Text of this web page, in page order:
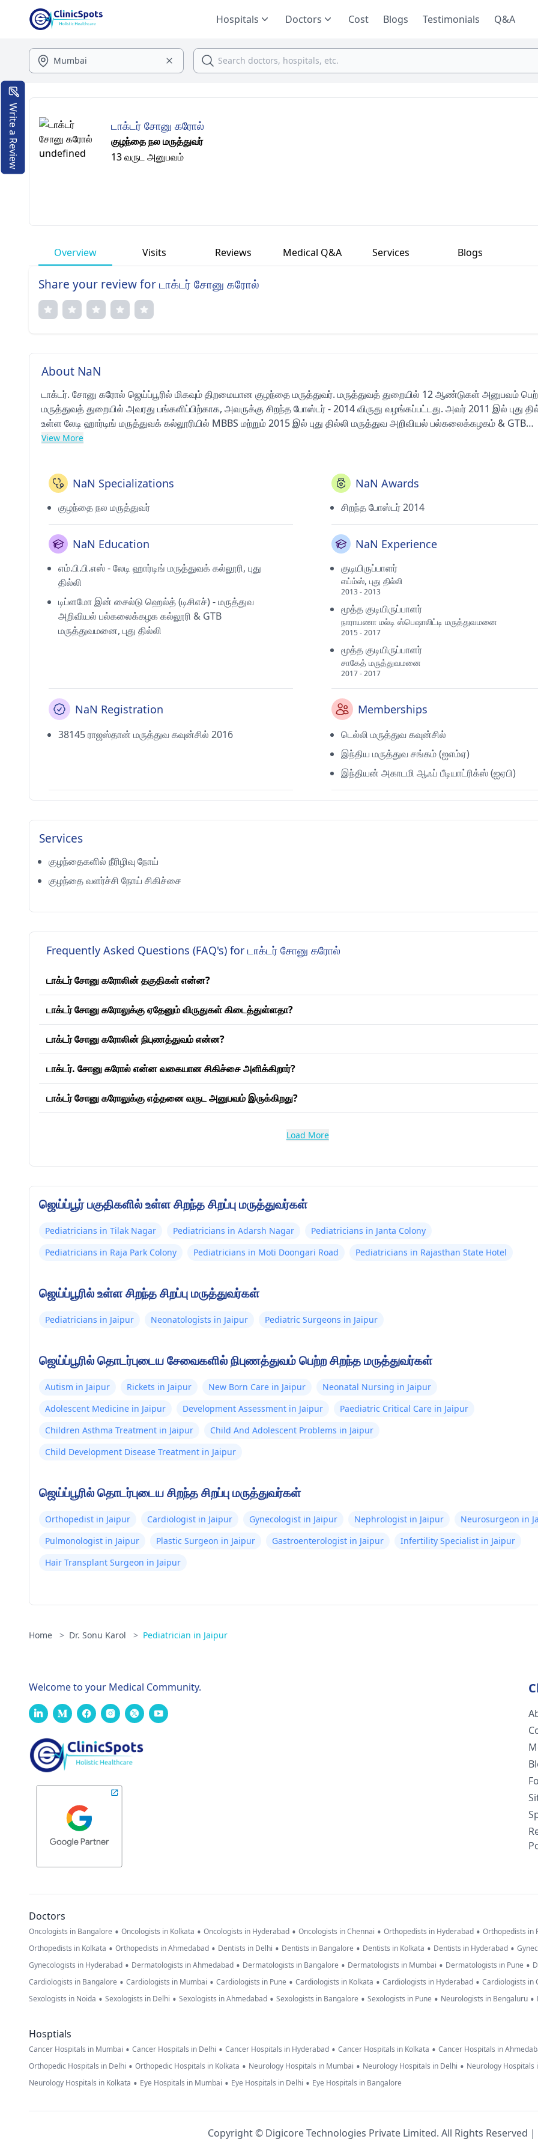
Hospitals Doctors Cost Blogs Testimonials Q&A
டாக்டர் சோனு கரோல்
குழந்தை நல மருத்துவர்
13 வருட அனுபவம்
Overview Visits Reviews Medical Q&A Services Blogs
Share your review for டாக்டர் சோனு கரோல்
About NaN
டாக்டர். சோனு கரோல் ஜெய்ப்பூரில் மிகவும் திறமையான குழந்தை மருத்துவர். மருத்துவத் துறையில் 12 ஆண்டுகள் அனுபவம்
மருத்துவத் துறையில் அவரது பங்களிப்பிற்காக, அவருக்கு சிறந்த போஸ்டர் - 2014 விருது வழங்கப்பட்டது. அவர் 2011 இல் புது
உள்ள லேடி ஹார்டிங் மருத்துவக் கல்லூரியில் MBBS மற்றும் 2015 இல் புது தில்லி மருத்துவ அறிவியல் பல்கலைக்கழகம் & GTB
மருத்துவமனையில் குழந்தை ஆரோக்கியத்தில் டிப்ளோமா (DCH) முடித்துள்ளார். அவர் டெல்லி மருத்துவ கவுன்சில், இந்திய
View More
NaN Specializations
குழந்தை நல மருத்துவர்
NaN Awards
சிறந்த போஸ்டர் 2014
NaN Education
எம்.பி.பி.எஸ் - லேடி ஹார்டிங் மருத்துவக் கல்லூரி, புது
தில்லி
டிப்ளமோ இன் சைல்டு ஹெல்த் (டிசிஎச்) - மருத்துவ
அறிவியல் பல்கலைக்கழக கல்லூரி & GTB
மருத்துவமனை, புது தில்லி
NaN Experience
குடியிருப்பாளர்
எய்ம்ஸ், புது தில்லி
2013 - 2013
மூத்த குடியிருப்பாளர்
நாராயணா மல்டி ஸ்பெஷாலிட்டி மருத்துவமனை
2015 - 2017
மூத்த குடியிருப்பாளர்
சாகேத் மருத்துவமனை
2017 - 2017
NaN Registration
38145 ராஜஸ்தான் மருத்துவ கவுன்சில் 2016
Memberships
டெல்லி மருத்துவ கவுன்சில்
இந்திய மருத்துவ சங்கம் (ஐஎம்ஏ)
இந்தியன் அகாடமி ஆஃப் பீடியாட்ரிக்ஸ் (ஐஏபி)
Services
குழந்தைகளில் நீரிழிவு நோய்
குழந்தை வளர்ச்சி நோய் சிகிச்சை
Frequently Asked Questions (FAQ's) for டாக்டர் சோனு கரோல்
டாக்டர் சோனு கரோலின் தகுதிகள் என்ன?
டாக்டர் சோனு கரோலுக்கு ஏதேனும் விருதுகள் கிடைத்துள்ளதா?
டாக்டர் சோனு கரோலின் நிபுணத்துவம் என்ன?
டாக்டர். சோனு கரோல் என்ன வகையான சிகிச்சை அளிக்கிறார்?
டாக்டர் சோனு கரோலுக்கு எத்தனை வருட அனுபவம் இருக்கிறது?
Load More
ஜெய்ப்பூர் பகுதிகளில் உள்ள சிறந்த சிறப்பு மருத்துவர்கள்
Pediatricians in Tilak Nagar Pediatricians in Adarsh Nagar
Pediatricians in Janta Colony
Pediatricians in Raja Park Colony
Pediatricians in Moti Doongari Road Pediatricians in Rajasthan State Hotel
ஜெய்ப்பூரில் உள்ள சிறந்த சிறப்பு மருத்துவர்கள்
Pediatricians in Jaipur Neonatologists in Jaipur Pediatric Surgeons in Jaipur
ஜெய்ப்பூரில் தொடர்புடைய சேவைகளில் நிபுணத்துவம் பெற்ற சிறந்த மருத்துவர்கள்
Autism in Jaipur Rickets in Jaipur New Born Care in Jaipur
Neonatal Nursing in Jaipur
Adolescent Medicine in Jaipur
Development Assessment in Jaipur
Paediatric Critical Care in Jaipur
Children Asthma Treatment in Jaipur
Child And Adolescent Problems in Jaipur
Child Development Disease Treatment in Jaipur
ஜெய்ப்பூரில் தொடர்புடைய சிறந்த சிறப்பு மருத்துவர்கள்
Orthopedist in Jaipur Cardiologist in Jaipur Gynecologist in Jaipur Nephrologist in Jaipur
Neurosurgeon in
Pulmonologist in Jaipur
Plastic Surgeon in Jaipur Gastroenterologist in Jaipur
Infertility Specialist in Jaipur
Hair Transplant Surgeon in Jaipur
Home > Dr. Sonu Karol > Pediatrician in Jaipur
Write a Review
Welcome to your Medical Community.
Doctors
Oncologists in Bangalore • Oncologists in Kolkata • Oncologists in Hyderabad • Oncologists in Chennai • Orthopedists in Hyderabad • Orthopedists in
Orthopedists in Kolkata • Orthopedists in Ahmedabad • Dentists in Delhi • Dentists in Bangalore • Dentists in Kolkata • Dentists in Hyderabad •
Gynecologists in Hyderabad • Dermatologists in Ahmedabad • Dermatologists in Bangalore • Dermatologists in Mumbai • Dermatologists in Pune •
Cardiologists in Bangalore • Cardiologists in Mumbai • Cardiologists in Pune • Cardiologists in Kolkata • Cardiologists in Hyderabad • Cardiologists in
Sexologists in Noida • Sexologists in Delhi • Sexologists in Ahmedabad • Sexologists in Bangalore • Sexologists in Pune • Neurologists in Bengaluru •
Hosptials
Cancer Hospitals in Mumbai • Cancer Hospitals in Delhi • Cancer Hospitals in Hyderabad • Cancer Hospitals in Kolkata • Cancer Hospitals in
Orthopedic Hospitals in Delhi • Orthopedic Hospitals in Kolkata • Neurology Hospitals in Mumbai • Neurology Hospitals in Delhi • Neurology Hospitals
Neurology Hospitals in Kolkata • Eye Hospitals in Mumbai • Eye Hospitals in Delhi • Eye Hospitals in Bangalore
Copyright © Digicore Technologies Private Limited. All Rights Reserved |